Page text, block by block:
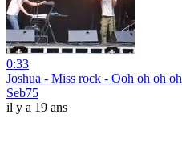
0:33
Joshua - Miss rock - Ooh oh oh oh
Seb75
il y a 19 ans